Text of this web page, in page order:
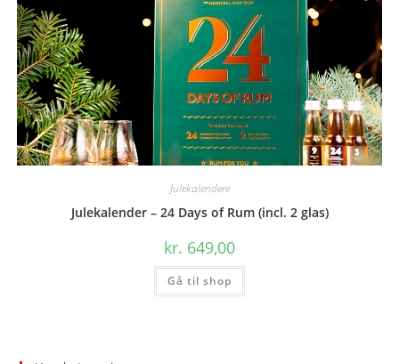
Julekalendere
Julekalender – 24 Days of Rum (incl. 2 glas)
kr. 649,00
Gå til shop